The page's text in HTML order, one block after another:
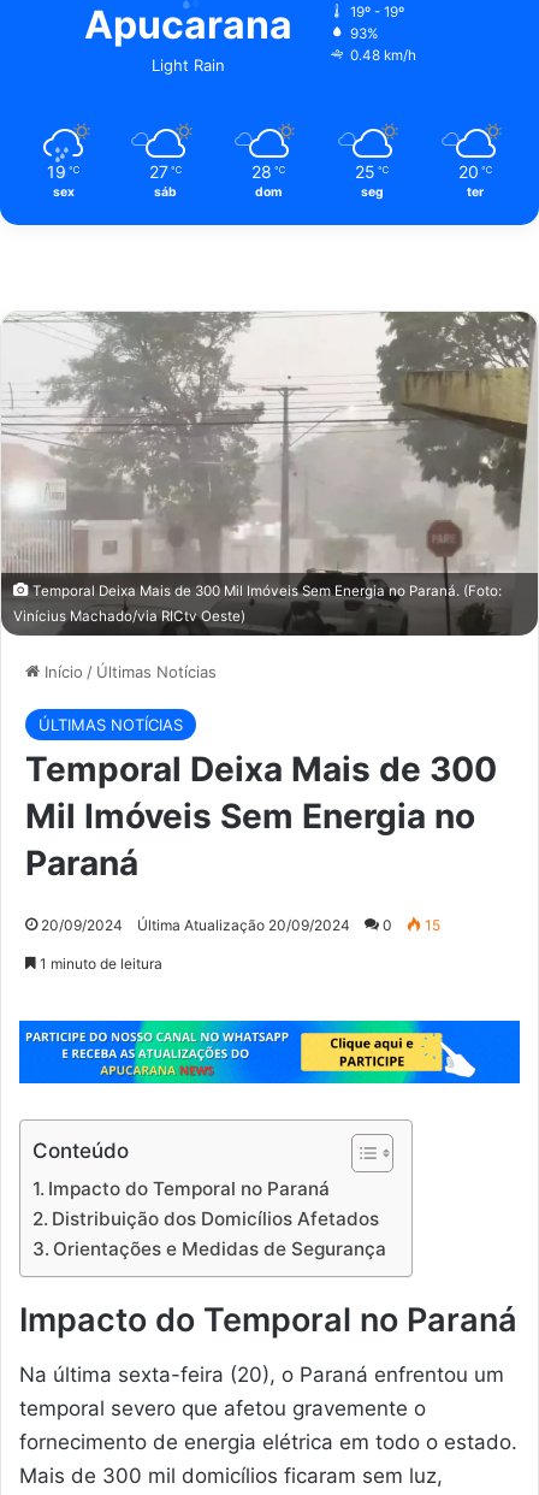
Temporal Deixa Mais de 300 Mil Imóveis Sem Energia no Paraná. (Foto:
Vinícius Machado/via RICtv Oeste)
Início / Últimas Notícias
ÚLTIMAS NOTÍCIAS
Temporal Deixa Mais de 300
Mil Imóveis Sem Energia no
Paraná
20/09/2024 Última Atualização 20/09/2024 0 15
1 minuto de leitura
Conteúdo
Impacto do Temporal no Paraná
Distribuição dos Domicílios Afetados
Orientações e Medidas de Segurança
Impacto do Temporal no Paraná
Na última sexta-feira (20), o Paraná enfrentou um
temporal severo que afetou gravemente o
fornecimento de energia elétrica em todo o estado.
Mais de 300 mil domicílios ficaram sem luz,
Apucarana
Light Rain
19º - 19º
93%
0.48 km/h
19 ℃
sex
27 ℃
sáb
28 ℃
dom
25 ℃
seg
20 ℃
ter